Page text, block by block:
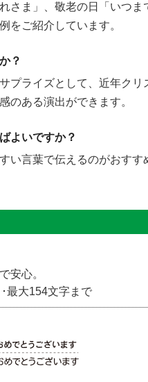
さま」、敬老の日「いつ
をご紹介しています。
？
プライズとして、近年ク
のある演出ができます。
よいですか？
い言葉で伝えるのがおす
安心。
大154文字まで